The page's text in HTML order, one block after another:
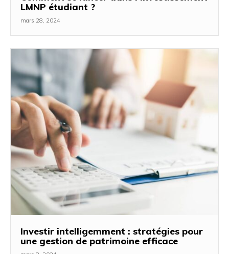
LMNP étudiant ?
mars 28, 2024
Investir intelligemment : stratégies pour
une gestion de patrimoine efficace